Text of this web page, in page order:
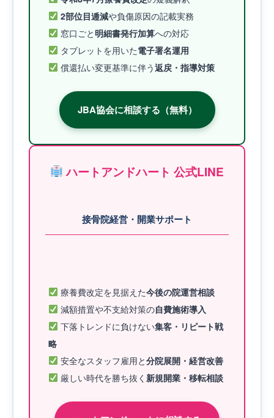
2部位目逓減や負傷原因の記載実務
窓口ごと 明細書発行加算への対応
タブレットを用いた電子署名運用
償還払い変更基準に伴う返戻・指導対策
JBA協会に相談する（無料）
ハートアンドハート 公式LINE
接骨院経営・開業サポート
療養費改定を見据えた今後の院運営相談
減額措置や不支給対策の自費施術導入
下落トレンドに負けない集客・リピート戦
略
安全なスタッフ雇用と分院展開・経営改善
厳しい時代を勝ち抜く 新規開業・移転相談